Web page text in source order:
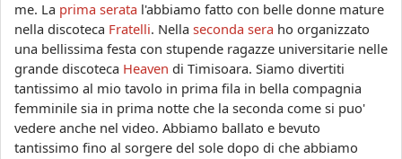
n
n
o
_
i
n
me. La prima serata l'abbiamo fatto con belle donne mature
nella discoteca Fratelli. Nella seconda sera ho organizzato
una bellissima festa con stupende ragazze universitarie nelle
grande discoteca Heaven di Timisoara. Siamo divertiti
tantissimo al mio tavolo in prima fila in bella compagnia
femminile sia in prima notte che la seconda come si puo'
vedere anche nel video. Abbiamo ballato e bevuto
tantissimo fino al sorgere del sole dopo di che abbiamo